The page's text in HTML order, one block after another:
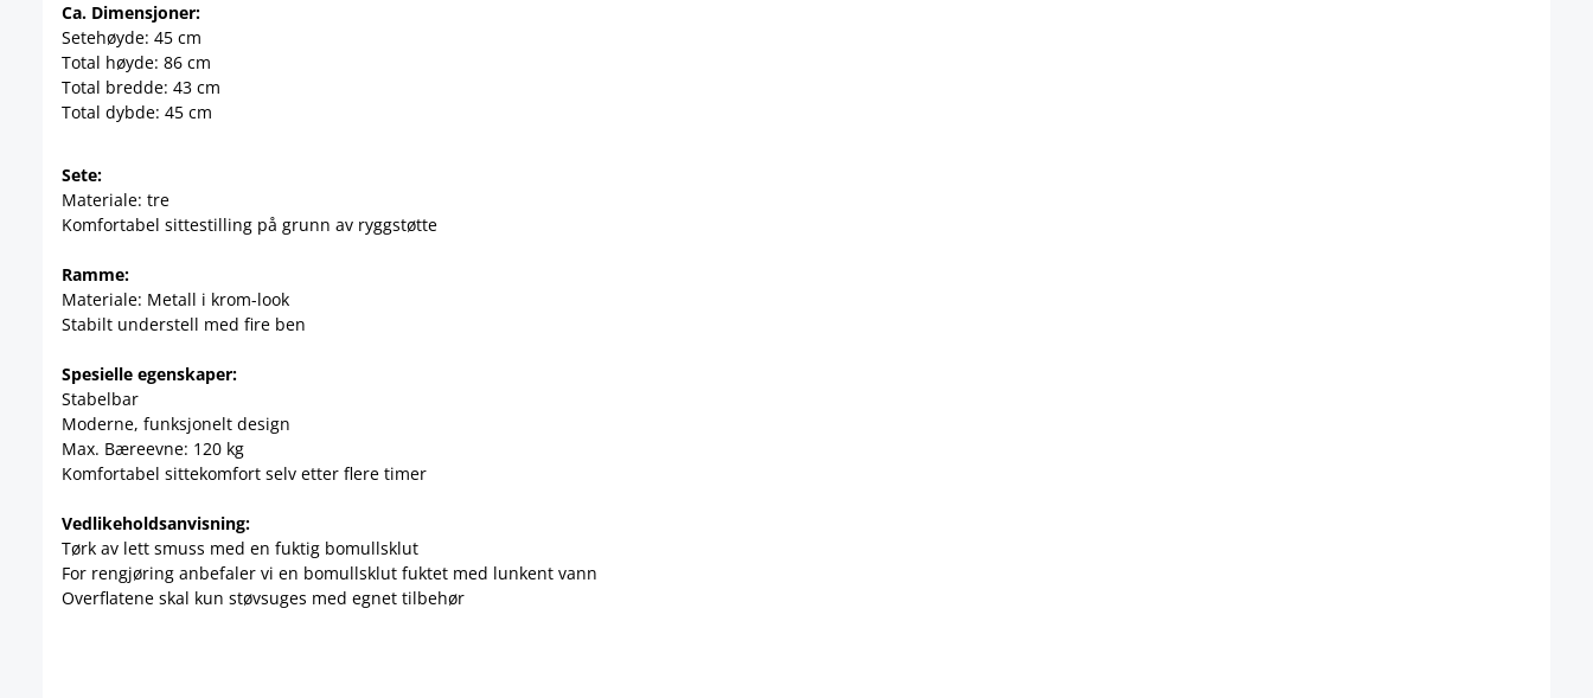
Ca. Dimensjoner:
Setehøyde: 45 cm
Total høyde: 86 cm
Total bredde: 43 cm
Total dybde: 45 cm
Sete:
Materiale: tre
Komfortabel sittestilling på grunn av ryggstøtte
Ramme:
Materiale: Metall i krom-look
Stabilt understell med fire ben
Spesielle egenskaper:
Stabelbar
Moderne, funksjonelt design
Max. Bæreevne: 120 kg
Komfortabel sittekomfort selv etter flere timer
Vedlikeholdsanvisning:
Tørk av lett smuss med en fuktig bomullsklut
For rengjøring anbefaler vi en bomullsklut fuktet med lunkent vann
Overflatene skal kun støvsuges med egnet tilbehør